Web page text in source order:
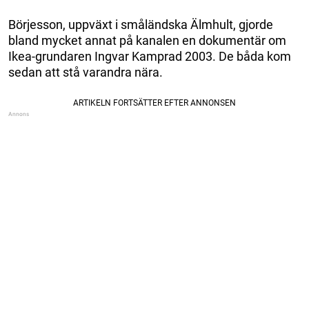
Börjesson, uppväxt i småländska Älmhult, gjorde
bland mycket annat på kanalen en dokumentär om
Ikea-grundaren Ingvar Kamprad 2003. De båda kom
sedan att stå varandra nära.